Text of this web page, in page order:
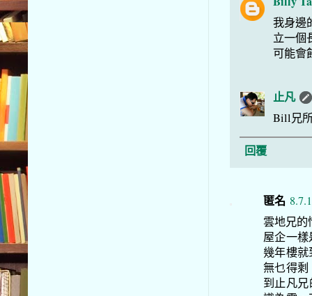
我身邊
立一個
可能會
止凡
Bill兄
回覆
匿名
雲地兄的
屋企一
幾年樓
無乜得
到止凡